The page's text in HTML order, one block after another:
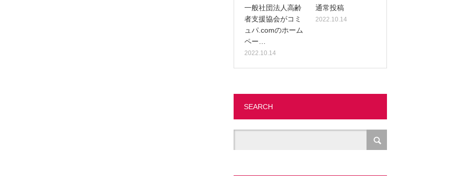
一般社団法人高齢
者支援協会がコミ
ュパ.comのホーム
ペー…
2022.10.14
通常投稿
2022.10.14
SEARCH